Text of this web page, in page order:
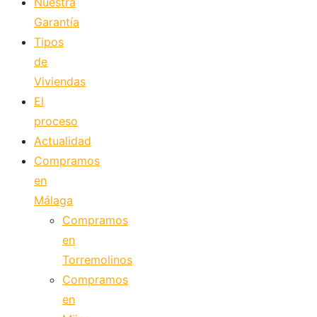
Garantía
Tipos
de
Viviendas
El
proceso
Actualidad
Compramos
en
Málaga
Compramos
en
Torremolinos
Compramos
en